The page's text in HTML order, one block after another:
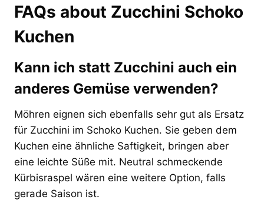
FAQs about Zucchini Schoko
Kuchen
Kann ich statt Zucchini auch ein
anderes Gemüse verwenden?
Möhren eignen sich ebenfalls sehr gut als Ersatz
für Zucchini im Schoko Kuchen. Sie geben dem
Kuchen eine ähnliche Saftigkeit, bringen aber
eine leichte Süße mit. Neutral schmeckende
Kürbisraspel wären eine weitere Option, falls
gerade Saison ist.